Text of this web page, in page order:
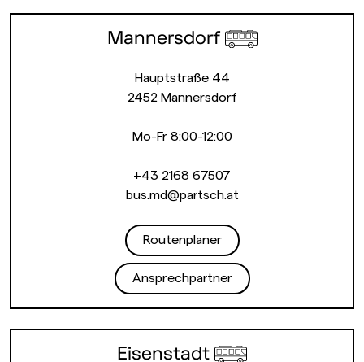
Mannersdorf
Hauptstraße 44
2452 Mannersdorf
Mo-Fr 8:00-12:00
+43 2168 67507
bus.md@partsch.at
Routenplaner
Ansprechpartner
Eisenstadt